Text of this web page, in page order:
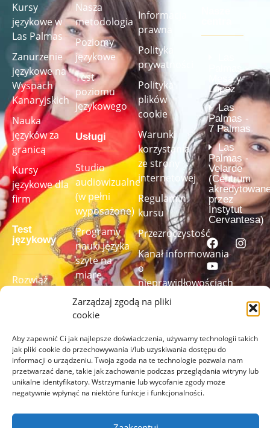
Zarządzaj zgodą na pliki
cookie
Aby zapewnić Ci jak najlepsze doświadczenia, używamy technologii takich
jak pliki cookie do przechowywania i/lub uzyskiwania dostępu do
informacji o urządzeniu. Twoja zgoda na te technologie pozwala nam
przetwarzać dane, takie jak zachowanie podczas przeglądania witryny lub
unikalne identyfikatory. Wstrzymanie lub wycofanie zgody może
negatywnie wpłynąć na niektóre funkcje i funkcjonalności.
Kursy
językowe w
Las Palmas
Zanurzenie
językowe na
Wyspach
Kanaryjskich
Nauka
języków za
granicą
Kursy
językowe dla
firm
Test
językowy
Rozwiąż
sprawdzić
swój poziom
ZRÓB
TEST
TUTAJ
Nasza
metodologia
Poziomy
językowe
Test
poziomu
językowego
Usługi
Studio
audiowizualne
(w pełni
wyposażone)
Programy
nauki języka
szyte na
miarę
Informacja
prawna
Polityka
prywatności
Polityka
plików
cookie
Warunki
korzystania
ze strony
internetowej
Regulamin
kursu
Przezroczystość
Kanał informowania
o
nieprawidłowościach
Palmas -
Mesa y
López
Las
Palmas -
7 Palmas
Las
Palmas -
Velarde
(Centrum
przez
Instytut
Cervantesa)